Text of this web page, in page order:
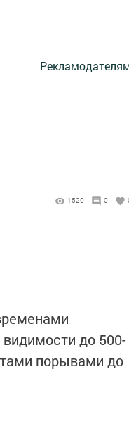
1520 0
до 500-
порывами до